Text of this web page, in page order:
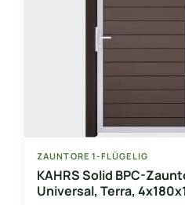
ZAUNTORE 1-FLÜGELIG
KAHRS Solid BPC-
Universal, Terra,